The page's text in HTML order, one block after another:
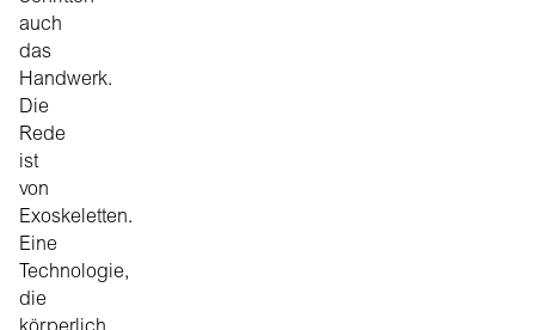
auch
das
Handwerk.
Die
Rede
ist
von
Exoskeletten.
Eine
Technologie,
die